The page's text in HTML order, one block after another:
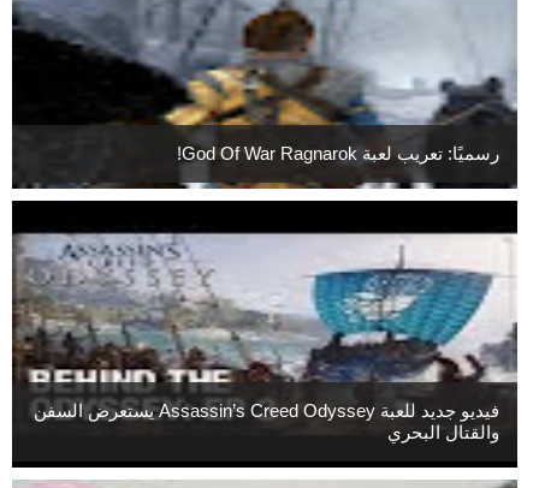
رسميًا: تعريب لعبة God Of War Ragnarok!
فيديو جديد للعبة Assassin’s Creed Odyssey يستعرض السفن
والقتال البحري